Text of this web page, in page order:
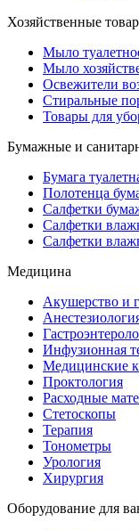
Хозяйственные
Мыло
Мыло
Освежители
Стиральные
Товары для
Бумажные и
Бумага
Полотенца
Салфетки
Салфетки
Салфетки
Медицина
Акушерство и
Инфузионная
Медицинские
Проктология
Расходные
Стетоскопы
Терапия
Тонометры
Урология
Хирургия
Оборудование для